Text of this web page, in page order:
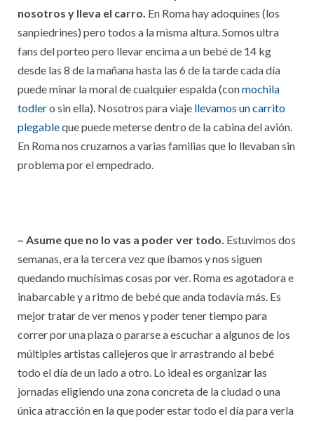
nosotros y lleva el carro. En Roma hay adoquines (los
sanpiedrines) pero todos a la misma altura. Somos ultra
fans del porteo pero llevar encima a un bebé de 14 kg
desde las 8 de la mañana hasta las 6 de la tarde cada día
puede minar la moral de cualquier espalda (conmochila
todlero sin ella). Nosotros para viaje llevamos un carrito
plegableque puede meterse dentro de la cabina del avión.
En Roma nos cruzamos a varias familias que lo llevaban sin
problema por el empedrado.
– Asume que no lo vas a poder ver todo. Estuvimos dos
semanas, era la tercera vez que íbamos y nos siguen
quedando muchísimas cosas por ver. Roma es agotadora e
inabarcable y a ritmo de bebé que anda todavía más. Es
mejor tratar de ver menos y poder tener tiempo para
correr por una plaza o pararse a escuchar a algunos de los
múltiples artistas callejeros que ir arrastrando al bebé
todo el día de un lado a otro. Lo ideal es organizar las
jornadas eligiendo una zona concreta de la ciudad o una
única atracción en la que poder estar todo el día para verla